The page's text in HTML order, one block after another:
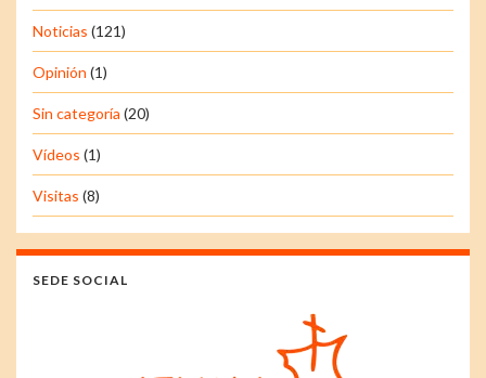
Noticias (121)
Opinión (1)
Sin categoría (20)
Vídeos (1)
Visitas (8)
SEDE SOCIAL